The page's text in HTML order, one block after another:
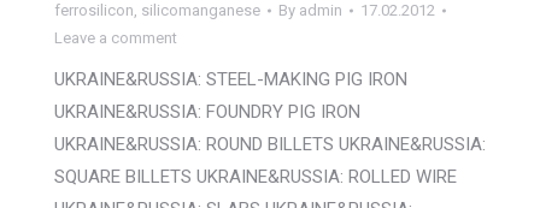
2012
ferrosilicon, silicomanganese By admin
17.02.2012
Leave a comment
UKRAINE&RUSSIA: STEEL-MAKING PIG IRON
UKRAINE&RUSSIA: FOUNDRY PIG IRON
UKRAINE&RUSSIA: ROUND BILLETS UKRAINE&RUSSIA:
SQUARE BILLETS UKRAINE&RUSSIA: ROLLED WIRE